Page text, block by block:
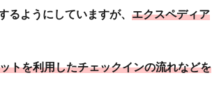
るようにしていますが、 エクスペディア
トを利用したチェックインの流れなどを